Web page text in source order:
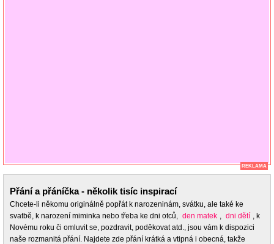
REKLAMA
Přání a přáníčka - několik tisíc inspirací
Chcete-li někomu originálně popřát k narozeninám, svátku, ale také ke
svatbě, k narození miminka nebo třeba ke dni otců, den matek , dni dětí , k
Novému roku či omluvit se, pozdravit, poděkovat atd., jsou vám k dispozici
naše rozmanitá přání. Najdete zde přání krátká a vtipná i obecná, takže